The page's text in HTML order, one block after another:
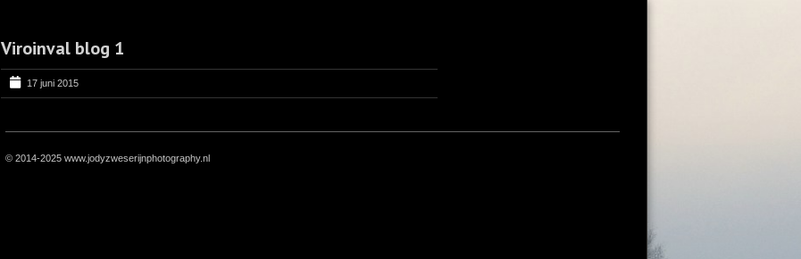
Viroinval blog 1
17 juni 2015
© 2014-2025 www.jodyzweserijnphotography.nl